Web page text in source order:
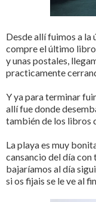
Desde allí fuimos a la
compre el último
y unas postales,
practicamente
Y ya para terminar
allí fue donde
también de los libros
La playa es muy
cansancio del día con
bajaríamos al día
si os fijais se le ve al